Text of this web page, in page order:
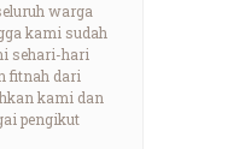
warga
kami sudah
sehari-hari
fitnah dari
kami dan
pengikut